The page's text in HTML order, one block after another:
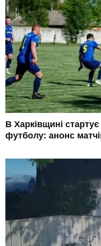
В Харківщині
футболу: анонс